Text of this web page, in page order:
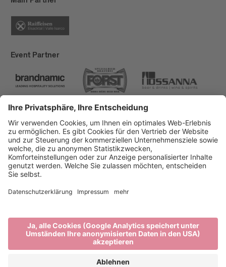
Event Partner
Brixen Tourismus
Privacy
Impressum
Förderungen
produced by